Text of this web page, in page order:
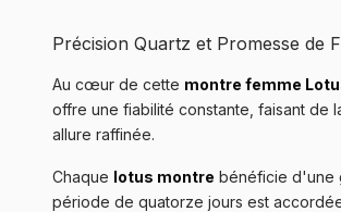
Précision Quartz et Promesse de
Au cœur de cette montre femme
offre une fiabilité constante, faisant de
allure raffinée.
Chaque lotus montre bénéficie d'une
période de quatorze jours est